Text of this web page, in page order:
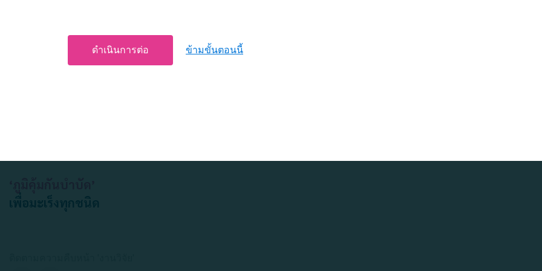
ดำเนินการต่อ ข้ามขั้นตอนนี้
เพื่อมะเร็งทุกชนิด